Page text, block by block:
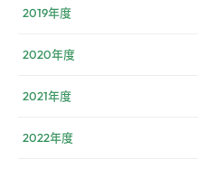
2019年度
2020年度
2021年度
2022年度